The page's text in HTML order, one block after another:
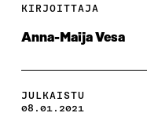
KIRJOITTAJA
Anna-Maija Vesa
JULKAISTU
08.01.2021